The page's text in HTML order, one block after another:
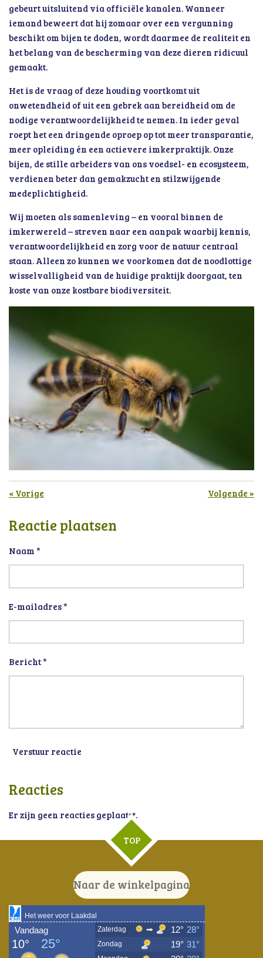
gebeurt uitsluitend via officiële kanalen. Wanneer
iemand beweert dat hij zomaar over een vergunning
beschikt om bijen te doden, wordt daarmee de realiteit en
het belang van de bescherming van deze dieren ridicuul
gemaakt.
Het is de vraag of deze houding voortkomt uit
onwetendheid of uit een gebrek aan bereidheid om de
nodige verantwoordelijkheid te nemen. In ieder geval
roept het een dringende oproep op tot meer transparantie,
meer opleiding én een actievere imkerpraktijk. Onze
bijen, de stille arbeiders van ons voedsel- en ecosysteem,
verdienen beter dan gemakzucht en stilzwijgende
medeplichtigheid.
Wij moeten als samenleving – en vooral binnen de
imkerwereld – streven naar een aanpak waarbij kennis,
verantwoordelijkheid en zorg voor de natuur centraal
staan. Alleen zo kunnen we voorkomen dat de noodlottige
wisselvalligheid van de huidige praktijk doorgaat, ten
koste van onze kostbare biodiversiteit.
« Vorige Volgende »
Reactie plaatsen
Naam *
E-mailadres *
Bericht *
Verstuur reactie
Reacties
Er zijn geen reacties geplaatst.
TOP
Naar de winkelpagina